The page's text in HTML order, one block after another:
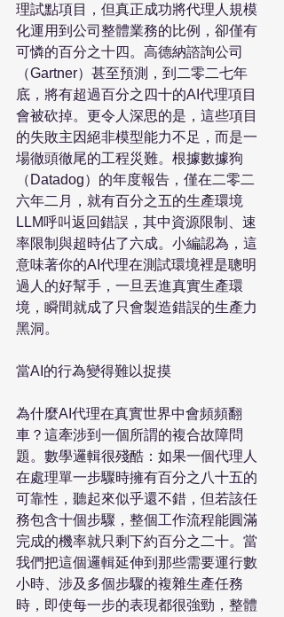
理試點項目，但真正成功將代理人規模
化運用到公司整體業務的比例，卻僅有
可憐的百分之十四。高德納諮詢公司
（Gartner）甚至預測，到二零二七年
底，將有超過百分之四十的AI代理項目
會被砍掉。更令人深思的是，這些項目
的失敗主因絕非模型能力不足，而是一
場徹頭徹尾的工程災難。根據數據狗
（Datadog）的年度報告，僅在二零二
六年二月，就有百分之五的生產環境
LLM呼叫返回錯誤，其中資源限制、速
率限制與超時佔了六成。小編認為，這
意味著你的AI代理在測試環境裡是聰明
過人的好幫手，一旦丟進真實生產環
境，瞬間就成了只會製造錯誤的生產力
黑洞。
當AI的行為變得難以捉摸
為什麼AI代理在真實世界中會頻頻翻
車？這牽涉到一個所謂的複合故障問
題。數學邏輯很殘酷：如果一個代理人
在處理單一步驟時擁有百分之八十五的
可靠性，聽起來似乎還不錯，但若該任
務包含十個步驟，整個工作流程能圓滿
完成的機率就只剩下約百分之二十。當
我們把這個邏輯延伸到那些需要運行數
小時、涉及多個步驟的複雜生產任務
時，即使每一步的表現都很強勁，整體